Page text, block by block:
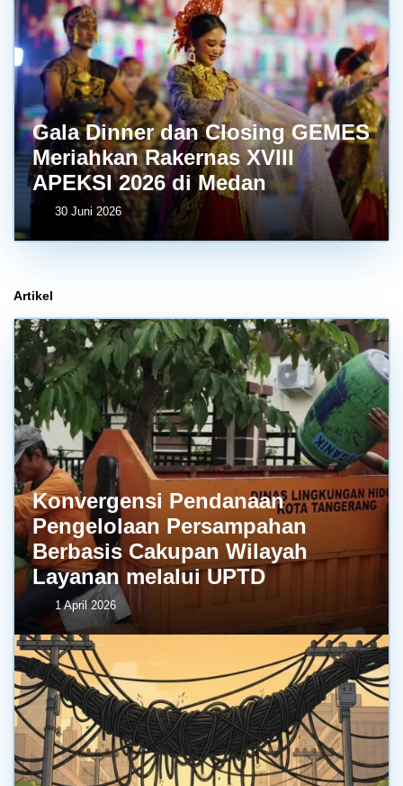
Gala Dinner dan Closing GEMES
Meriahkan Rakernas XVIII
APEKSI 2026 di Medan
30 Juni 2026
Artikel
Konvergensi Pendanaan
Pengelolaan Persampahan
Berbasis Cakupan Wilayah
Layanan melalui UPTD
1 April 2026